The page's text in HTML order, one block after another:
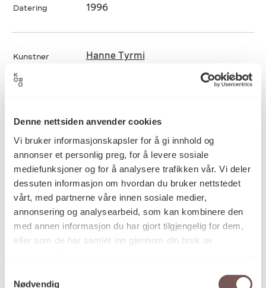
Denne nettsiden anvender cookies
Vi bruker informasjonskapsler for å gi innhold og
annonser et personlig preg, for å levere sosiale
mediefunksjoner og for å analysere trafikken vår. Vi deler
dessuten informasjon om hvordan du bruker nettstedet
vårt, med partnerne våre innen sosiale medier,
annonsering og analysearbeid, som kan kombinere den
med annen informasjon du har gjort tilgjengelig for dem,
eller som de har samlet inn gjennom din bruk av
Nødvendig
Datering 1996
Kunstner Hanne Tyrmi
Teknikk og
Utskåret og oljebeiset furu
Reference KORO.001072